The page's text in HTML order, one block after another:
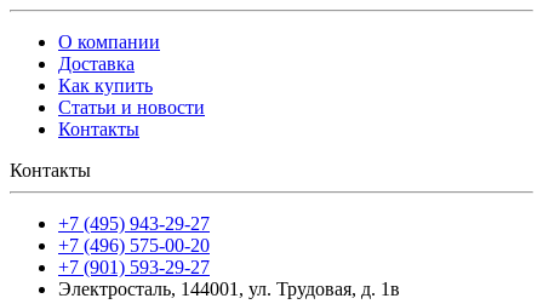
О компании
Доставка
Как купить
Статьи и новости
Контакты
Контакты
+7 (495) 943-29-27
+7 (496) 575-00-20
+7 (901) 593-29-27
Электросталь, 144001, ул. Трудовая, д. 1в